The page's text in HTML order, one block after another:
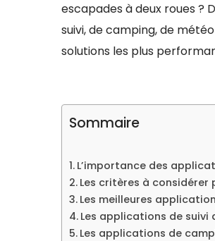
escapades à deux roues ?
suivi, de camping, de
solutions les plus
Sommaire
L’importance des
Les critères à
Les meilleures
Les applications de
Les applications de